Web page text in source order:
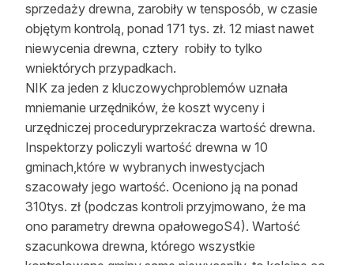
sprzedaży drewna, zarobiły w tensposób, w czasie
objętym kontrolą, ponad 171 tys. zł. 12 miast nawet
niewycenia drewna, cztery robiły to tylko
wniektórych przypadkach.
NIK za jeden z kluczowychproblemów uznała
mniemanie urzędników, że koszt wyceny i
urzędniczej proceduryprzekracza wartość drewna.
Inspektorzy policzyli wartość drewna w 10
gminach,które w wybranych inwestycjach
szacowały jego wartość. Oceniono ją na ponad
310tys. zł (podczas kontroli przyjmowano, że ma
ono parametry drewna opałowegoS4). Wartość
szacunkowa drewna, którego wszystkie